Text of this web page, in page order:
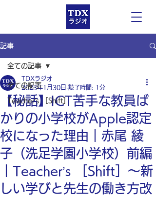
記事
全ての記事
Teacher’s ［Shift］
全ての記事
【秘話】ICT苦手な教員ば
かりの小学校がApple認定
校になった理由｜赤尾 綾
子（洗足学園小学校）前編
｜Teacher’s ［Shift］〜新
しい学びと先生の働き方改
TDXラジオ
2023年1月30日 読了時間: 1分